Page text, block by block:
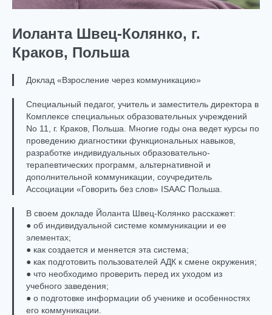
Иоланта Швец-Колянко, г.
Краков, Польша
Доклад «Взросление через коммуникацию»
Специальный педагог, учитель и заместитель директора в
Комплексе специальных образовательных учреждений
No 11, г. Краков, Польша. Многие годы она ведет курсы по
проведению диагностики функциональных навыков,
разработке индивидуальных образовательно-
терапевтических программ, альтернативной и
дополнительной коммуникации, соучредитель
Ассоциации «Говорить без слов» ISAAC Польша.
В своем докладе Йоланта Швец-Колянко расскажет:
● об индивидуальной системе коммуникации и ее
элементах;
● как создается и меняется эта система;
● как подготовить пользователей АДК к смене окружения;
● что необходимо проверить перед их уходом из
учебного заведения;
● о подготовке информации об ученике и особенностях
его коммуникации.